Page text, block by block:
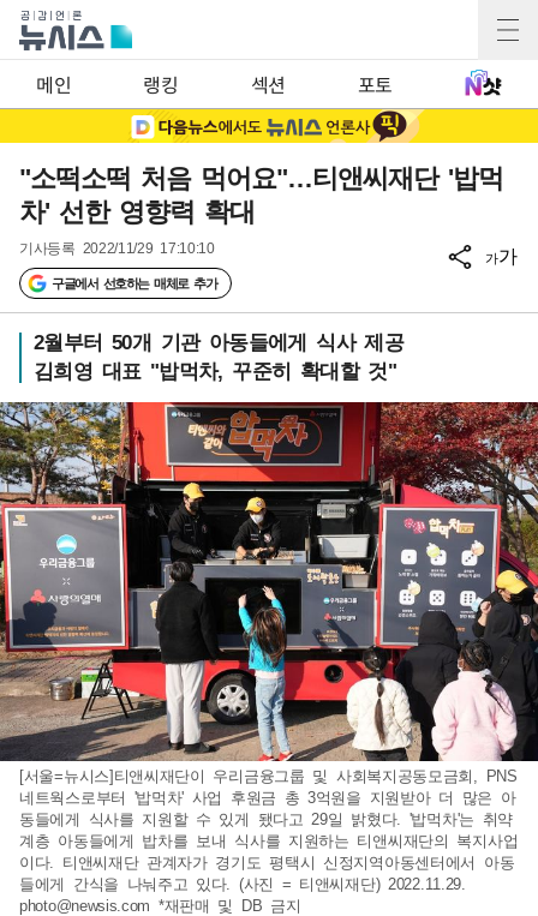
메인 랭킹 섹션 포토
"소떡소떡 처음 먹어요"…티앤씨재단 '밥먹
차' 선한 영향력 확대
기사등록 2022/11/29 17:10:10
구글에서 선호하는 매체로 추가
가가
2월부터 50개 기관 아동들에게 식사 제공
김희영 대표 "밥먹차, 꾸준히 확대할 것"
[서울=뉴시스]티앤씨재단이 우리금융그룹 및 사회복지공동모금회, PNS
네트웍스로부터 '밥먹차' 사업 후원금 총 3억원을 지원받아 더 많은 아
동들에게 식사를 지원할 수 있게 됐다고 29일 밝혔다. '밥먹차'는 취약
계층 아동들에게 밥차를 보내 식사를 지원하는 티앤씨재단의 복지사업
이다. 티앤씨재단 관계자가 경기도 평택시 신정지역아동센터에서 아동
들에게 간식을 나눠주고 있다. (사진 = 티앤씨재단) 2022.11.29.
photo@newsis.com *재판매 및 DB 금지